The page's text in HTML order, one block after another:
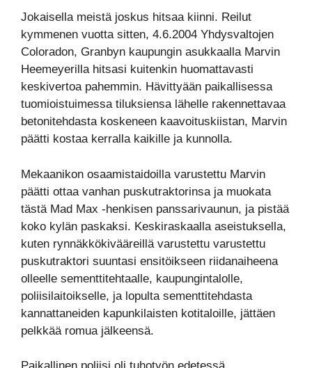
Jokaisella meistä joskus hitsaa kiinni. Reilut
kymmenen vuotta sitten, 4.6.2004 Yhdysvaltojen
Coloradon, Granbyn kaupungin asukkaalla Marvin
Heemeyerilla hitsasi kuitenkin huomattavasti
keskivertoa pahemmin. Hävittyään paikallisessa
tuomioistuimessa tiluksiensa lähelle rakennettavaa
betonitehdasta koskeneen kaavoituskiistan, Marvin
päätti kostaa kerralla kaikille ja kunnolla.
Mekaanikon osaamistaidoilla varustettu Marvin
päätti ottaa vanhan puskutraktorinsa ja muokata
tästä Mad Max -henkisen panssarivaunun, ja pistää
koko kylän paskaksi. Keskiraskaalla aseistuksella,
kuten rynnäkkökivääreillä varustettu varustettu
puskutraktori suuntasi ensitöikseen riidanaiheena
olleelle sementtitehtaalle, kaupungintalolle,
poliisilaitoikselle, ja lopulta sementtitehdasta
kannattaneiden kapunkilaisten kotitaloille, jättäen
pelkkää romua jälkeensä.